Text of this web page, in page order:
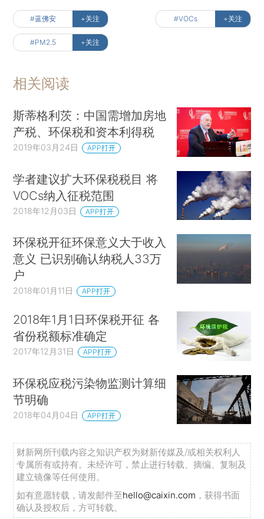
#蓝佛安 +关注 #VOCs +关注
#PM2.5 +关注
相关阅读
斯蒂格利茨：中国需增加房地
产税、环保税和资本利得税
2019年03月24日 APP打开
学者建议扩大环保税税目 将
VOCs纳入征税范围
2018年12月03日 APP打开
环保税开征环保意义大于收入
意义 已识别确认纳税人33万
户
2018年01月11日 APP打开
2018年1月1日环保税开征 各
省份税额标准确定
2017年12月31日 APP打开
环保税应税污染物监测计算细
节明确
2018年04月04日 APP打开
财新网所刊载内容之知识产权为财新传媒及/或相关权利人
专属所有或持有。未经许可，禁止进行转载、摘编、复制及
建立镜像等任何使用。
如有意愿转载，请发邮件至hello@caixin.com ，获得书面
确认及授权后，方可转载。